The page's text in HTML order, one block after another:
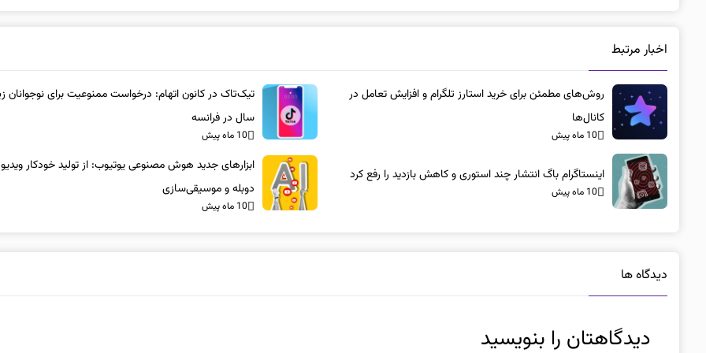
اخبار مرتبط
روش‌های مطمئن برای خرید استارز تلگرام و افزایش تعامل در
کانال‌ها
10 ماه پیش
سال در فرانسه
10 ماه پیش
اینستاگرام باگ انتشار چند استوری و کاهش بازدید را رفع کرد
10 ماه پیش
ابزارهای جدید هوش مصنوعی یوتیوب: از تولید خودکار ویدیو
دوبله و موسیقی‌سازی
10 ماه پیش
دیدگاه ها
دیدگاهتان را بنویسید